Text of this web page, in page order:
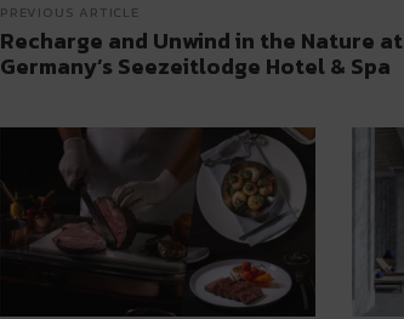
PREVIOUS ARTICLE
Recharge and Unwind in the Nature at
Germany’s Seezeitlodge Hotel & Spa